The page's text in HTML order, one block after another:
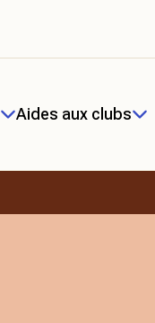
Aides aux clubs